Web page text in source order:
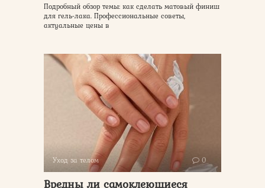
Подробный обзор темы: как сделать матовый финиш
для гель-лака. Профессиональные советы,
актуальные цены в
Уход за телом 0
Вредны ли самоклеющиеся